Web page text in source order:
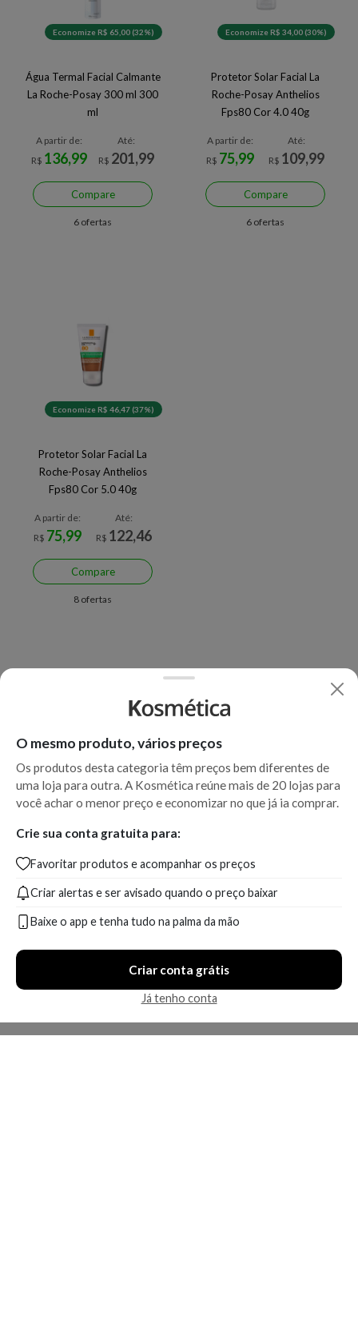
Economize R$ 65,00 (32%)
Água Termal Facial Calmante
La Roche-Posay 300 ml 300
ml
A partir de:
R$ 136,99
Até:
R$ 201,99
Compare
6 ofertas
Economize R$ 34,00 (30%)
Protetor Solar Facial La
Roche-Posay Anthelios
Fps80 Cor 4.0 40g
A partir de:
R$ 75,99
Até:
R$ 109,99
Compare
6 ofertas
Economize R$ 46,47 (37%)
Protetor Solar Facial La
Roche-Posay Anthelios
Fps80 Cor 5.0 40g
A partir de:
R$ 75,99
Até:
R$ 122,46
Compare
8 ofertas
O mesmo produto, vários preços
Os produtos desta categoria têm preços bem diferentes de
uma loja para outra. A Kosmética reúne mais de 20 lojas para
você achar o menor preço e economizar no que já ia comprar.
Crie sua conta gratuita para:
Favoritar produtos e acompanhar os preços
Criar alertas e ser avisado quando o preço baixar
Baixe o app e tenha tudo na palma da mão
Criar conta grátis
Já tenho conta